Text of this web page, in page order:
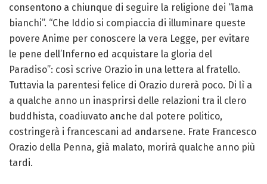
consentono a chiunque di seguire la religione dei “lama
bianchi”. “Che Iddio si compiaccia di illuminare queste
povere Anime per conoscere la vera Legge, per evitare
le pene dell’Inferno ed acquistare la gloria del
Paradiso”: così scrive Orazio in una lettera al fratello.
Tuttavia la parentesi felice di Orazio durerà poco. Di lì a
a qualche anno un inasprirsi delle relazioni tra il clero
buddhista, coadiuvato anche dal potere politico,
costringerà i francescani ad andarsene. Frate Francesco
Orazio della Penna, già malato, morirà qualche anno più
tardi.